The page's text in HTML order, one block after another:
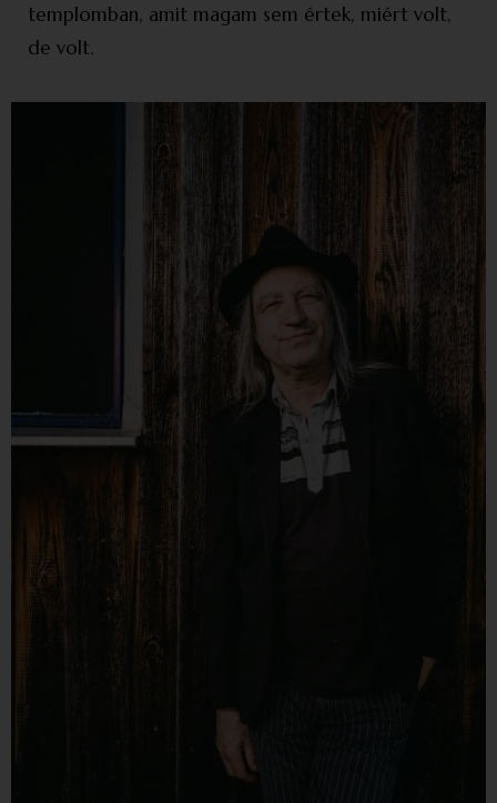
templomban, amit magam sem értek, miért volt,
de volt.